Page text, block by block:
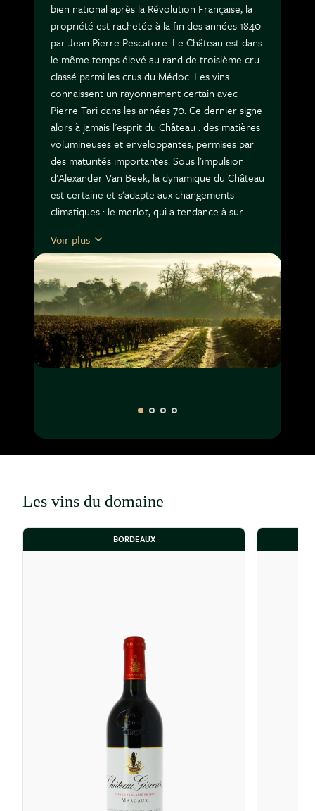
bien national après la Révolution Française, la
propriété est rachetée à la fin des années 1840
par Jean Pierre Pescatore. Le Château est dans
le même temps élevé au rand de troisième cru
classé parmi les crus du Médoc. Les vins
connaissent un rayonnement certain avec
Pierre Tari dans les années 70. Ce dernier signe
alors à jamais l'esprit du Château : des matières
volumineuses et enveloppantes, permises par
des maturités importantes. Sous l'impulsion
d'Alexander Van Beek, la dynamique du Château
est certaine et s'adapte aux changements
climatiques : le merlot, qui a tendance à sur-
Cabernet Sauvignon. Ce dernier compose
désormais 75 % de l'assemblage final.
Voir plus
Les vins du domaine
BORDEAUX